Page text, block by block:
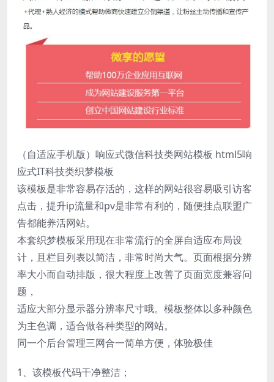
（自适应手机版）响应式微信科技类网站模板 html5响
应式IT科技类织梦模板
该模板是非常容易存活的，这样的网站很容易吸引访客
点击，提升ip流量和pv是非常有利的，随便挂点联盟广
告都能养活网站。
本套织梦模板采用现在非常流行的全屏自适应布局设
计，且栏目列表以简洁，非常时尚大气。页面根据分辨
率大小而自动排版，很大程度上改善了页面宽度兼容问
题，
适应大部分显示器分辨率尺寸哦。模板整体以多种颜色
为主色调，适合做各种类型的网站。
同一个后台管理三网合一简单方便，体验极佳
1、该模板代码干净整洁；